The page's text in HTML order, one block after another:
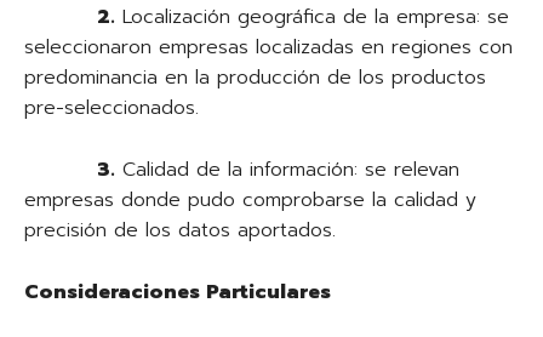
2. Localización geográfica de la empresa: se
seleccionaron empresas localizadas en regiones con
predominancia en la producción de los productos
pre-seleccionados.
3. Calidad de la información: se relevan
empresas donde pudo comprobarse la calidad y
precisión de los datos aportados.
Consideraciones Particulares